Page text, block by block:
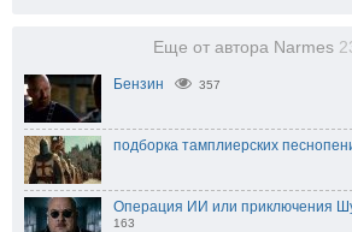
Еще от автора Narmes
Бензин 357
подборка тамплиерских
Операция ИИ или приключения
163